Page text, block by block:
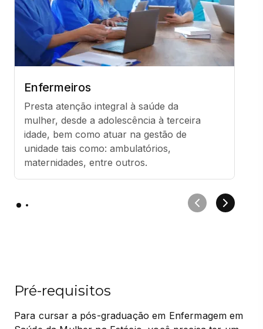
Enfermeiros
Presta atenção integral à saúde da
mulher, desde a adolescência à terceira
idade, bem como atuar na gestão de
unidade tais como: ambulatórios,
maternidades, entre outros.
Pré-requisitos
Para cursar a pós-graduação em Enfermagem em